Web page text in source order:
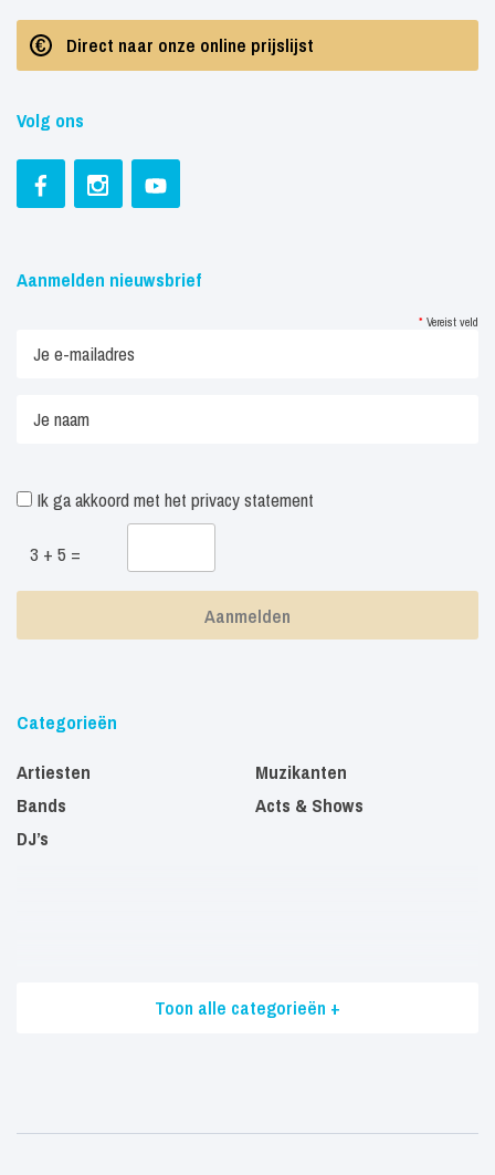
Direct naar onze online prijslijst
Volg ons
Aanmelden nieuwsbrief
* Vereist veld
Ik ga akkoord met het privacy statement
3 + 5 =
Categorieën
Artiesten
Bands
DJ’s
Muzikanten
Acts & Shows
Toon alle categorieën +